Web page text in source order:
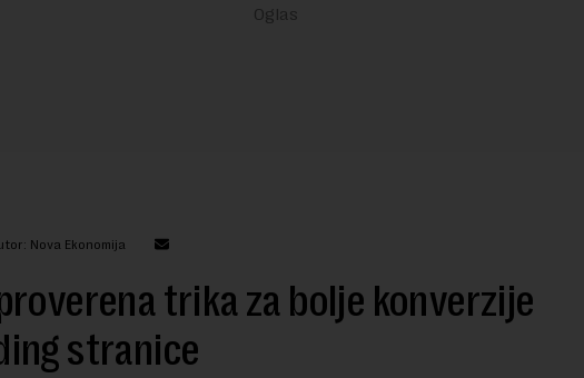
Nova Ekonomija
trika za bolje konverzije
stranice